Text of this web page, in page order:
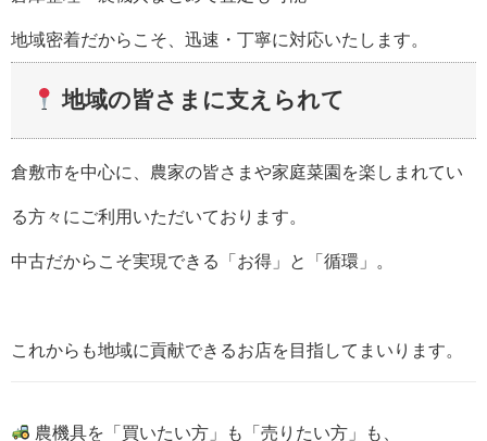
地域密着だからこそ、迅速・丁寧に対応いたします。
地域の皆さまに支えられて
倉敷市を中心に、農家の皆さまや家庭菜園を楽しまれてい
る方々にご利用いただいております。
中古だからこそ実現できる「お得」と「循環」。
これからも地域に貢献できるお店を目指してまいります。
農機具を「買いたい方」も「売りたい方」も、